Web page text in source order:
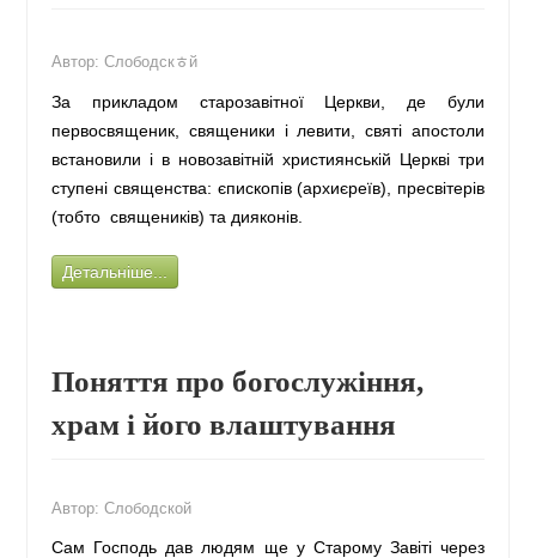
Автор:Слободскﾾй
За прикладом старозавітної Церкви, де були
первосвященик, священики і левити, святі апостоли
встановили і в новозавітній християнській Церкві три
ступені священства: єпископів (архиєреїв), пресвітерів
(тобто священиків) та дияконів.
Детальніше...
Поняття про богослужіння,
храм і його влаштування
Автор:Слободской
Сам Господь дав людям ще у Старому Завіті через